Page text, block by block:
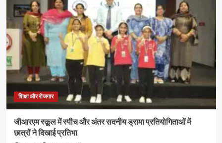
जुलाई
2026
सत्र
के
नए
प्रवेश
की
अंतिम
तिथि
16
अगस्त
बढ़ी
शिक्षा और रोजगार
जीआरएम स्कूल में स्पीच और अंतर सदनीय ड्रामा प्रतियोगिताओं में
छात्रों ने दिखाई प्रतिभा